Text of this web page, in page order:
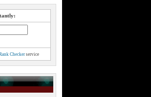
Checker service